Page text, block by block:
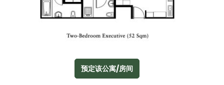
预定该公寓/房间